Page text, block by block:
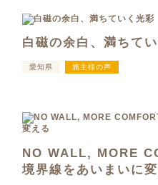
白磁の余白、満ちて
愛知県 施主様の声
NO WALL, MORE
境界線をあいまいに